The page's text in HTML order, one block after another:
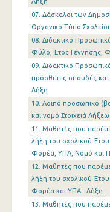
07. Δάσκαλοι των
Οργανικό Τύπο
08. Διδακτικό
Φύλο, Έτος Γέννησης,
09. Διδακτικό
πρόσθετες σπουδές
Λήξη
10. Λοιπό προσωπικό
και νομό Στοιχειά
11. Μαθητές που
λήξη του σχολικού
Φορέα, ΥΠΑ, Νομό και
12. Μαθητές που
λήξη του σχολικού
Φορέα και ΥΠΑ - Λήξη
13. Μαθητές που